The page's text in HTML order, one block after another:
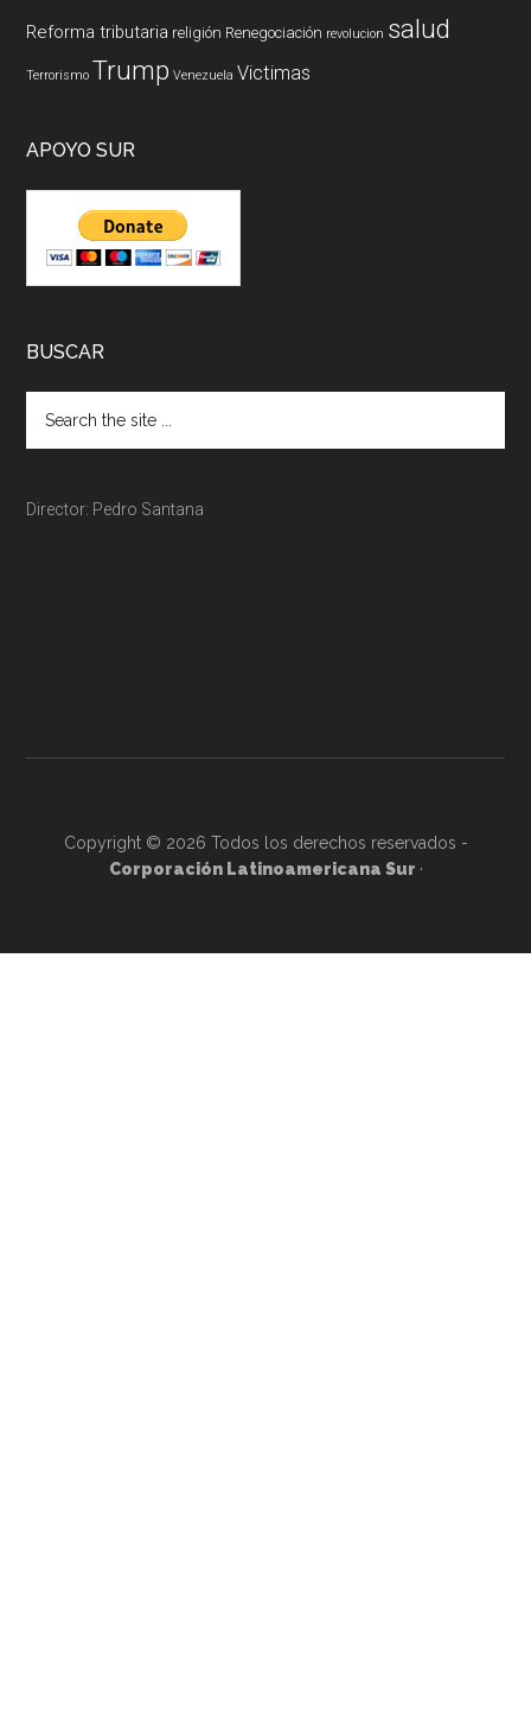
Reforma tributaria religión Renegociación revolucion salud
Terrorismo Trump Venezuela Victimas
APOYO SUR
BUSCAR
Director: Pedro Santana
Copyright © 2026 Todos los derechos reservados -
Corporación Latinoamericana Sur ·